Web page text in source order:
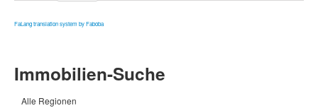
FaLang translation system by Faboba
Immobilien-Suche
Alle Regionen